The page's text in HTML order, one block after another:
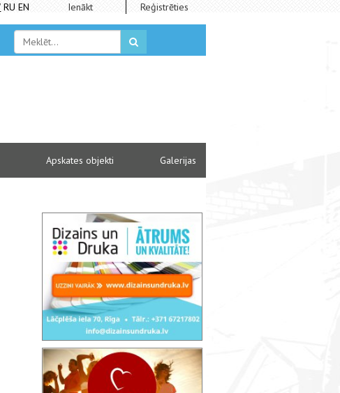
RU EN Ienākt Reģistrēties
Apskates objekti Galerijas